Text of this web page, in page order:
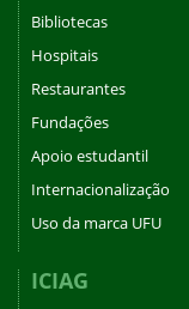
Bibliotecas
Hospitais
Restaurantes
Fundações
Apoio estudantil
Internacionalização
Uso da marca UFU
ICIAG